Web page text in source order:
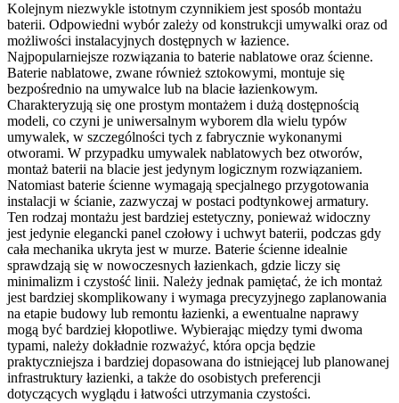
Kolejnym niezwykle istotnym czynnikiem jest sposób montażu
baterii. Odpowiedni wybór zależy od konstrukcji umywalki oraz od
możliwości instalacyjnych dostępnych w łazience.
Najpopularniejsze rozwiązania to baterie nablatowe oraz ścienne.
Baterie nablatowe, zwane również sztokowymi, montuje się
bezpośrednio na umywalce lub na blacie łazienkowym.
Charakteryzują się one prostym montażem i dużą dostępnością
modeli, co czyni je uniwersalnym wyborem dla wielu typów
umywalek, w szczególności tych z fabrycznie wykonanymi
otworami. W przypadku umywalek nablatowych bez otworów,
montaż baterii na blacie jest jedynym logicznym rozwiązaniem.
Natomiast baterie ścienne wymagają specjalnego przygotowania
instalacji w ścianie, zazwyczaj w postaci podtynkowej armatury.
Ten rodzaj montażu jest bardziej estetyczny, ponieważ widoczny
jest jedynie elegancki panel czołowy i uchwyt baterii, podczas gdy
cała mechanika ukryta jest w murze. Baterie ścienne idealnie
sprawdzają się w nowoczesnych łazienkach, gdzie liczy się
minimalizm i czystość linii. Należy jednak pamiętać, że ich montaż
jest bardziej skomplikowany i wymaga precyzyjnego zaplanowania
na etapie budowy lub remontu łazienki, a ewentualne naprawy
mogą być bardziej kłopotliwe. Wybierając między tymi dwoma
typami, należy dokładnie rozważyć, która opcja będzie
praktyczniejsza i bardziej dopasowana do istniejącej lub planowanej
infrastruktury łazienki, a także do osobistych preferencji
dotyczących wyglądu i łatwości utrzymania czystości.